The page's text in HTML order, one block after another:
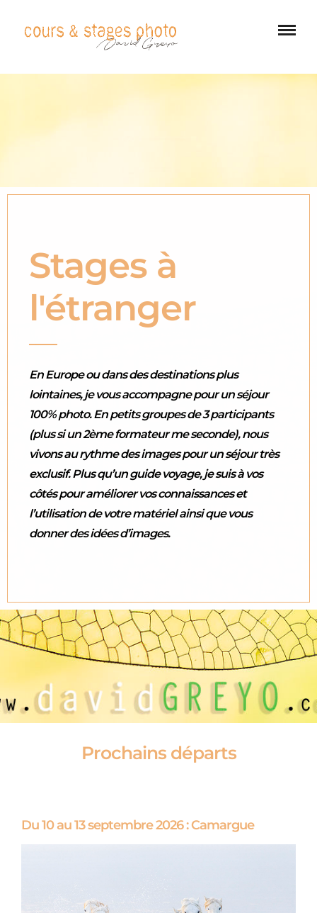
Stages à
l'étranger
En Europe ou dans des destinations plus
lointaines, je vous accompagne pour un séjour
100% photo. En petits groupes de 3 participants
(plus si un 2ème formateur me seconde), nous
vivons au rythme des images pour un séjour très
exclusif. Plus qu’un guide voyage, je suis à vos
côtés pour améliorer vos connaissances et
l’utilisation de votre matériel ainsi que vous
donner des idées d’images.
Prochains départs
Du 10 au 13 septembre 2026 : Camargue